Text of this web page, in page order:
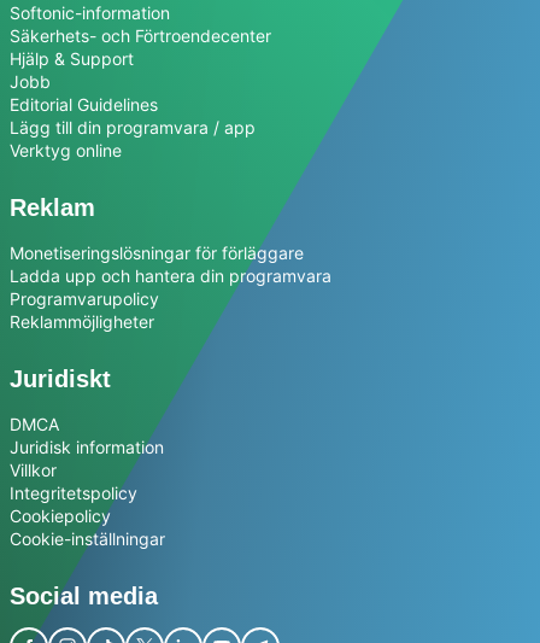
Softonic-information
Säkerhets- och Förtroendecenter
Hjälp & Support
Jobb
Editorial Guidelines
Lägg till din programvara / app
Verktyg online
Reklam
Monetiseringslösningar för förläggare
Ladda upp och hantera din programvara
Programvarupolicy
Reklammöjligheter
Juridiskt
DMCA
Juridisk information
Villkor
Integritetspolicy
Cookiepolicy
Cookie-inställningar
Social media